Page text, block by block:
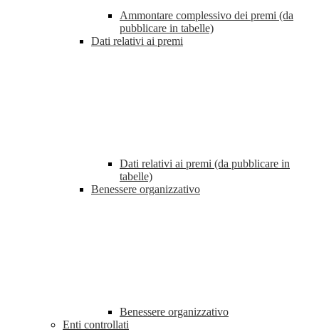
Ammontare complessivo dei premi (da
pubblicare in tabelle)
Dati relativi ai premi
Dati relativi ai premi (da pubblicare in
tabelle)
Benessere organizzativo
Benessere organizzativo
Enti controllati